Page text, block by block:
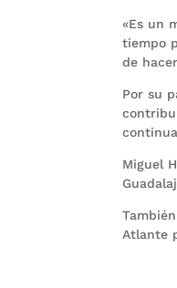
«Es un
tiempo
de
Por su
Miguel
Atlante